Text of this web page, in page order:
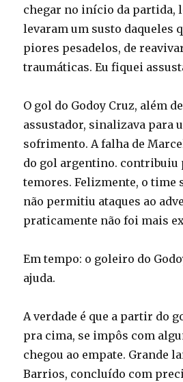
chegar no início da partida,
levaram um susto daqueles
piores pesadelos, de
traumáticas. Eu fiquei
O gol do Godoy Cruz, além
assustador, sinalizava para
sofrimento. A falha de
do gol argentino. contribuiu
temores. Felizmente, o time
não permitiu ataques ao
praticamente não foi mais
Em tempo: o goleiro do
ajuda.
A verdade é que a partir do
pra cima, se impôs com
chegou ao empate. Grande
Barrios, concluído com